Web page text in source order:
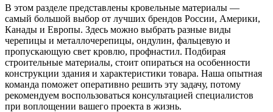
В этом разделе представлены кровельные материалы —
самый большой выбор от лучших брендов России, Америки,
Канады и Европы. Здесь можно выбрать разные виды
черепицы и металлочерепицы, ондулин, фальцевую и
пропускающую свет кровлю, профнастил. Подбирая
строительные материалы, стоит опираться на особенности
конструкции здания и характеристики товара. Наша опытная
команда поможет оперативно решить эту задачу, потому
рекомендуем воспользоваться консультацией специалистов
при воплощении вашего проекта в жизнь.